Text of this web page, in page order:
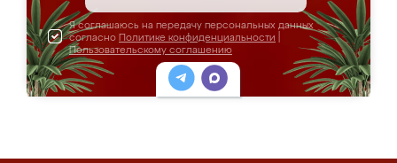
Я соглашаюсь на передачу персональных данных
согласно Политике конфиденциальности
Пользовательскому соглашению